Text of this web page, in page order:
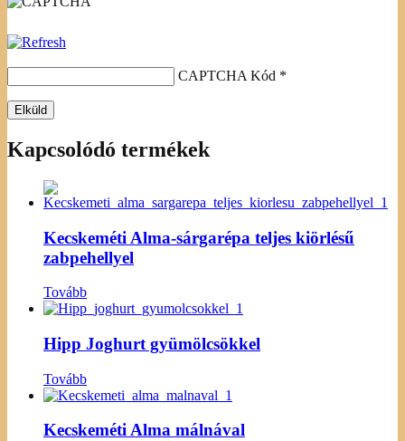
CAPTCHA Kód *
Kapcsolódó termékek
Kecskeméti Alma-sárgarépa teljes kiörlésű
zabpehellyel
Tovább
Hipp Joghurt gyümölcsökkel
Tovább
Kecskeméti Alma málnával